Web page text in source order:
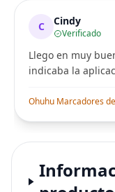
C Cindy
Verificado
Llego en muy
indicaba la